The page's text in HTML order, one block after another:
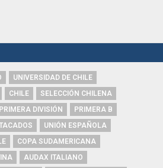
UNIVERSIDAD DE CHILE
CHILE
SELECCIÓN CHILENA
PRIMERA DIVISIÓN
PRIMERA B
UNIÓN ESPAÑOLA
COPA SUDAMERICANA
AUDAX ITALIANO